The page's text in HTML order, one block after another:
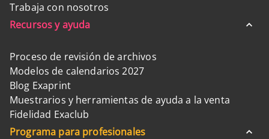
Trabaja con nosotros
Recursos y ayuda
Proceso de revisión de archivos
Modelos de calendarios 2027
Blog Exaprint
Muestrarios y herramientas de ayuda a la venta
Fidelidad Exaclub
Programa para profesionales